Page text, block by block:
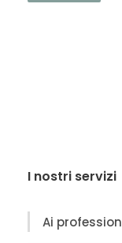
I nostri servizi
Ai